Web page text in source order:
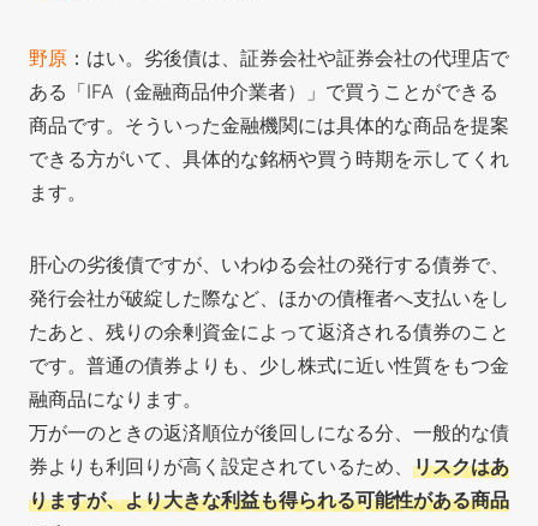
野原 ：はい。劣後債は、証券会社や証券会社の代理店で
ある「IFA（金融商品仲介業者）」で買うことができる
商品です。そういった金融機関には具体的な商品を提案
できる方がいて、具体的な銘柄や買う時期を示してくれ
ます。
肝心の劣後債ですが、いわゆる会社の発行する債券で、
発行会社が破綻した際など、ほかの債権者へ支払いをし
たあと、残りの余剰資金によって返済される債券のこと
です。普通の債券よりも、少し株式に近い性質をもつ金
融商品になります。
万が一のときの返済順位が後回しになる分、一般的な債
券よりも利回りが高く設定されているため、 リスクはあ
りますが、より大きな利益も得られる可能性がある商品